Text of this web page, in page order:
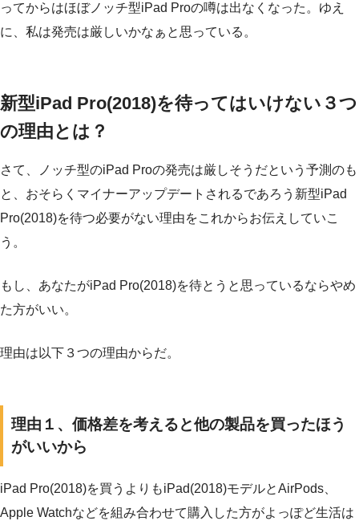
ってからはほぼノッチ型iPad Proの噂は出なくなった。ゆえ
に、私は発売は厳しいかなぁと思っている。
新型iPad Pro(2018)を待ってはいけない３つ
の理由とは？
さて、ノッチ型のiPad Proの発売は厳しそうだという予測のも
と、おそらくマイナーアップデートされるであろう新型iPad
Pro(2018)を待つ必要がない理由をこれからお伝えしていこ
う。
もし、あなたがiPad Pro(2018)を待とうと思っているならやめ
た方がいい。
理由は以下３つの理由からだ。
理由１、価格差を考えると他の製品を買ったほう
がいいから
iPad Pro(2018)を買うよりもiPad(2018)モデルとAirPods、
Apple Watchなどを組み合わせて購入した方がよっぽど生活は